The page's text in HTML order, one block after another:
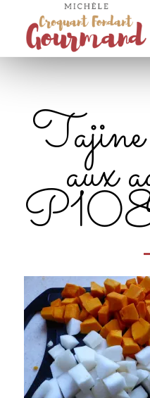
Tajine
aux